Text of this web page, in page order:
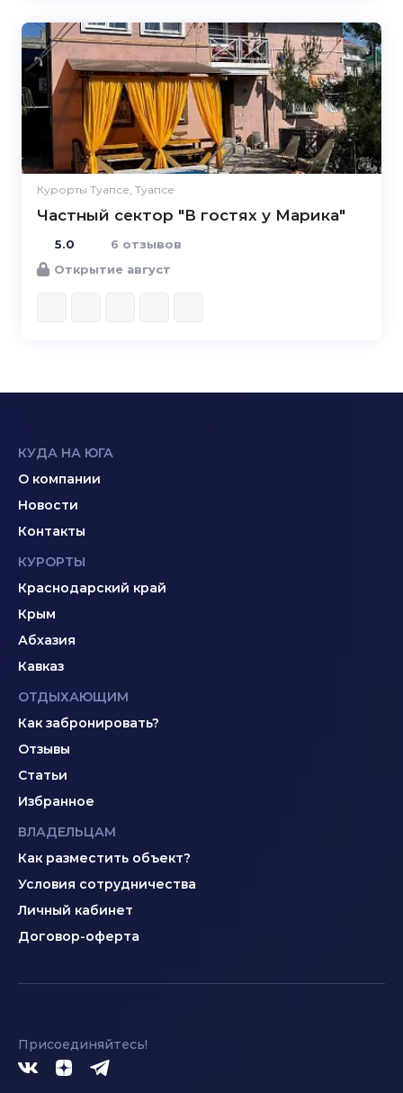
Курорты Туапсе, Туапсе
Частный сектор "В гостях у Марика"
5.0
5.0
6 отзывов
Открытие август
КУДА НА ЮГА
О компании
Новости
Контакты
КУРОРТЫ
Краснодарский край
Крым
Абхазия
Кавказ
ОТДЫХАЮЩИМ
Как забронировать?
Отзывы
Статьи
Избранное
ВЛАДЕЛЬЦАМ
Как разместить объект?
Условия сотрудничества
Личный кабинет
Договор-оферта
Присоединяйтесь!